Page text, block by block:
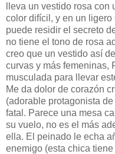
lleva un vestido rosa
color difícil, y en un
puede residir el secreto
no tiene el tono de rosa
creo que un vestido así
curvas y más femeninas,
musculada para llevar
Me da dolor de corazón
(adorable protagonista
fatal. Parece una mesa
su vuelo, no es el más
ella. El peinado le echa
enemigo (esta chica